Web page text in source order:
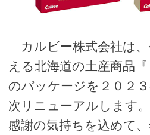
カルビー株式会社は、
える北海道の土産商品
のパッケージを２０２
次リニューアルします
感謝の気持ちを込めて